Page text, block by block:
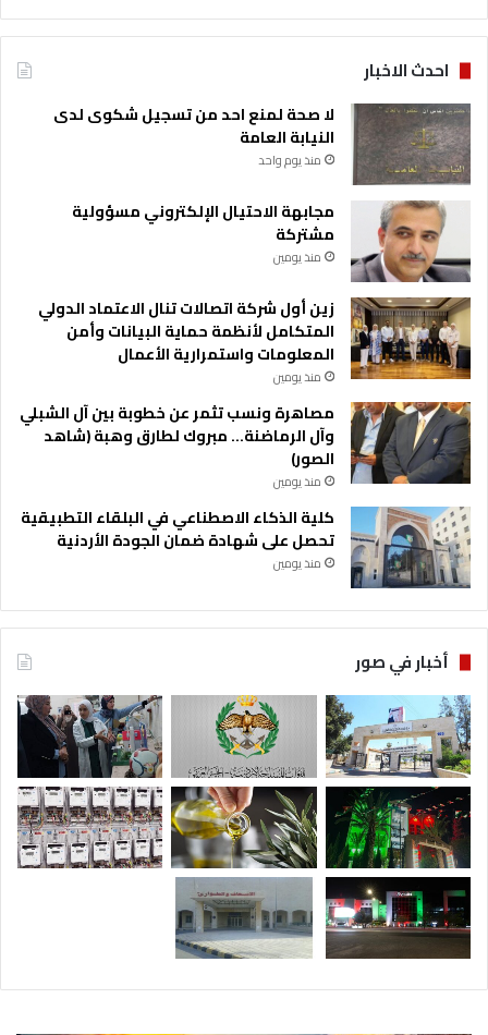
احدث الاخبار
لا صحة لمنع احد من تسجيل شكوى لدى
النيابة العامة
منذ يوم واحد
مجابهة الاحتيال الإلكتروني مسؤولية
مشتركة
منذ يومين
زين أول شركة اتصالات تنال الاعتماد الدولي
المتكامل لأنظمة حماية البيانات وأمن
المعلومات واستمرارية الأعمال
منذ يومين
مصاهرة ونسب تثمر عن خطوبة بين آل الشبلي
وآل الرماضنة… مبروك لطارق وهبة (شاهد
الصور)
منذ يومين
كلية الذكاء الاصطناعي في البلقاء التطبيقية
تحصل على شهادة ضمان الجودة الأردنية
منذ يومين
أخبار في صور